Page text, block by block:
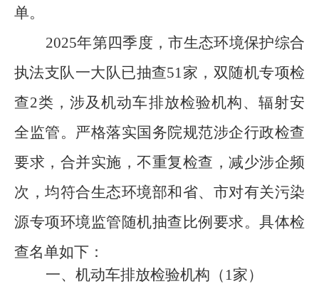
单。
2025年第四季度，市生态环境保护综合
执法支队一大队已抽查51家， 双随机专项检
查2类，涉及机动车排放检验机构、 辐射安
全监管。 严格落实国务院规范涉企行政检查
要求 ， 合并实施 ， 不重复检查 ， 减少涉企频
次 ， 均符合生态环境部和省、市对有关污染
源专项环境监管随机抽查比例要求。具体检
查名单如下：
一、机动车排放检验机构 （ 1家）